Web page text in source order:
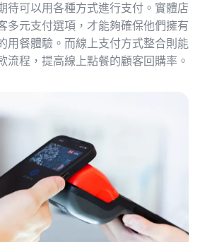
待可以用各種方式進行支付。實體店
多元支付選項，才能夠確保他們擁有
用餐體驗。而線上支付方式整合則能
流程，提高線上點餐的顧客回購率。